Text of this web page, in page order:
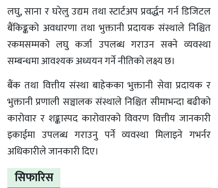
लघु, साना र घरेलु उद्यम तथा स्टार्टअप प्रवर्द्धन गर्न डिजिटल
बैंकिङ्कको अवधारणा तथा भुक्तानी प्रदायक संस्थाले निश्चित
रकमसम्मको लघु कर्जा उपलब्ध गराउन सक्ने व्यवस्था
सम्बन्धमा आवश्यक अध्ययन गर्ने नीतिको लक्ष्य छ।
बैंक तथा वित्तीय संस्था बाहेकका भुक्तानी सेवा प्रदायक र
भुक्तानी प्रणाली सञ्चालक संस्थाले निश्चित सीमाभन्दा बढीको
कारोवार र शङ्कास्पद कारोवारको विवरण वित्तीय जानकारी
इकाईमा उपलब्ध गराउनु पर्ने व्यवस्था मिलाइने गभर्नर
अधिकारीले जानकारी दिए।
सिफारिस